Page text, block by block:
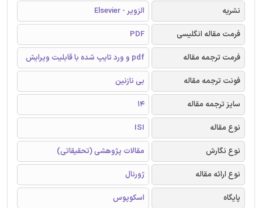
نشریه
الزویر - Elsevier
فرمت مقاله انگلیسی
PDF
فرمت ترجمه مقاله
pdf و ورد تایپ شده با قابلیت ویرایش
فونت ترجمه مقاله
بی نازنین
سایز ترجمه مقاله
14
نوع مقاله
ISI
نوع نگارش
مقالات پژوهشی (تحقیقاتی)
نوع ارائه مقاله
ژورنال
پایگاه
اسکوپوس